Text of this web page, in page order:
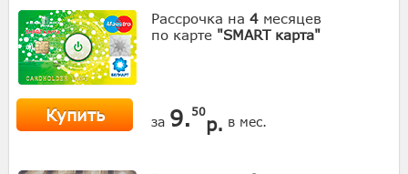
Рассрочка на 4 месяцев
по карте "SMART карта"
Купить за 9. 50
р. в мес.